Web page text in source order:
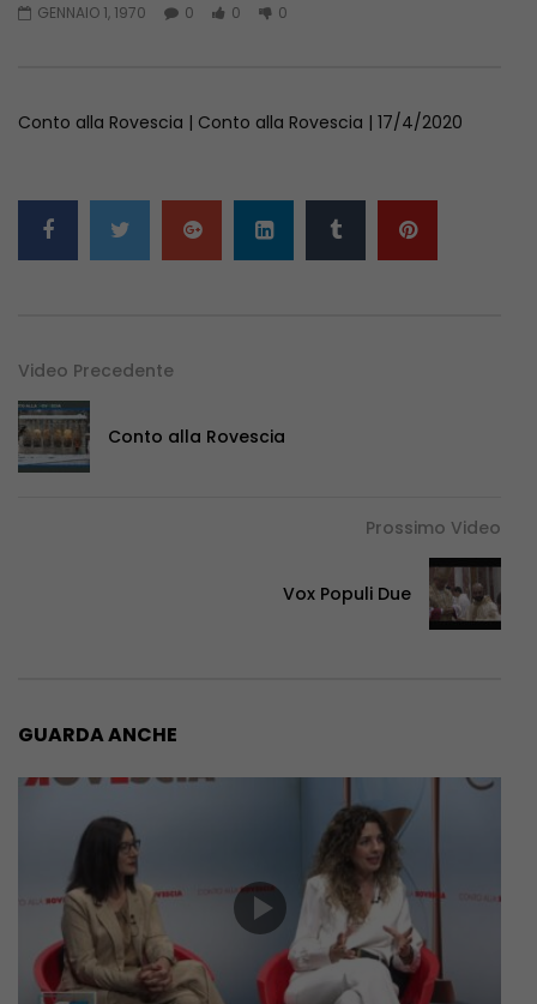
GENNAIO 1, 1970 0 0 0
Conto alla Rovescia | Conto alla Rovescia | 17/4/2020
Video Precedente
Conto alla Rovescia
Prossimo Video
Vox Populi Due
GUARDA ANCHE